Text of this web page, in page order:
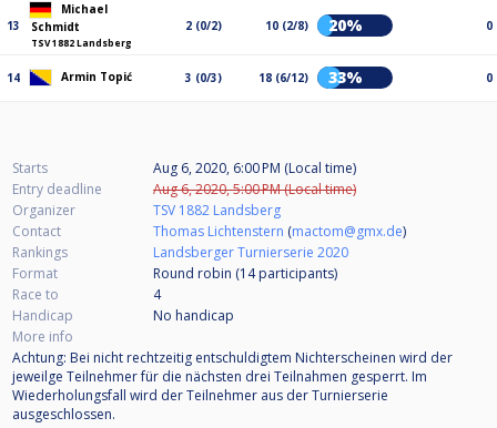
13
Michael
Schmidt
TSV 1882 Landsberg
2 (0/2) 10 (2/8) 20% 0
14 Armin Topić 3 (0/3) 18 (6/12) 33% 0
Starts
Aug 6, 2020, 6:00 PM (Local time)
Entry deadline
Aug 6, 2020, 5:00 PM (Local time)
Organizer
TSV 1882 Landsberg
Contact
Thomas Lichtenstern (mactom@gmx.de)
Rankings
Landsberger Turnierserie 2020
Format
Round robin (14participants)
Race to
4
Handicap
No handicap
More info
Achtung: Bei nicht rechtzeitig entschuldigtem Nichterscheinen wird der
jeweilge Teilnehmer für die nächsten drei Teilnahmen gesperrt. Im
Wiederholungsfall wird der Teilnehmer aus der Turnierserie
ausgeschlossen.